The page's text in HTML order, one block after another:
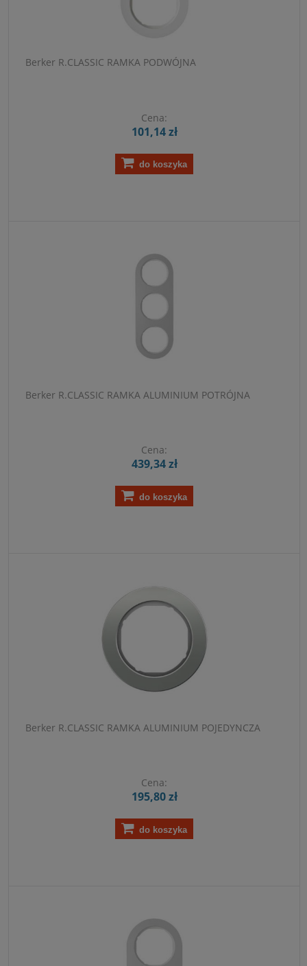
Berker R.CLASSIC RAMKA PODWÓJNA
Cena:
101,14 zł
do koszyka
Berker R.CLASSIC RAMKA ALUMINIUM POTRÓJNA
Cena:
439,34 zł
do koszyka
Berker R.CLASSIC RAMKA ALUMINIUM POJEDYNCZA
Cena:
195,80 zł
do koszyka